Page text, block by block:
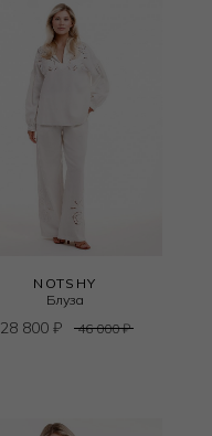
NOTSHY
Блуза
28 800 ₽ 46 000₽